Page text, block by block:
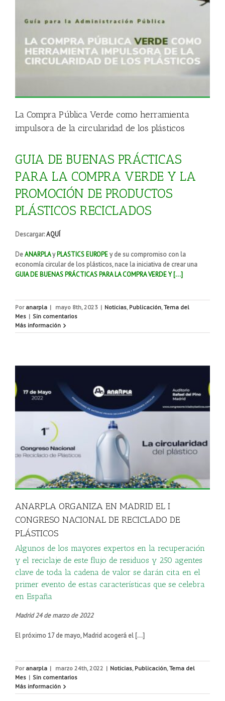
La Compra Pública Verde como herramienta
impulsora de la circularidad de los plásticos
GUIA DE BUENAS PRÁCTICAS
PARA LA COMPRA VERDE Y LA
PROMOCIÓN DE PRODUCTOS
PLÁSTICOS RECICLADOS
Descargar:AQUÍ
DeANARPLAyPLASTICS EUROPEy de su compromiso con la
economía circular de los plásticos, nace la iniciativa de crear una
GUIA DE BUENAS PRÁCTICAS PARA LA COMPRA VERDE Y […]
Por anarpla | mayo 8th, 2023 | Noticias, Publicación, Tema del
Mes | Sin comentarios
Más información
ANARPLA ORGANIZA EN MADRID EL I
CONGRESO NACIONAL DE RECICLADO DE
PLÁSTICOS
Algunos de los mayores expertos en la recuperación
y el reciclaje de este flujo de residuos y 250 agentes
clave de toda la cadena de valor se darán cita en el
primer evento de estas características que se celebra
en España
Madrid 24 de marzo de 2022
El próximo 17 de mayo, Madrid acogerá el […]
Por anarpla | marzo 24th, 2022 | Noticias, Publicación,Tema del
Mes | Sin comentarios
Más información